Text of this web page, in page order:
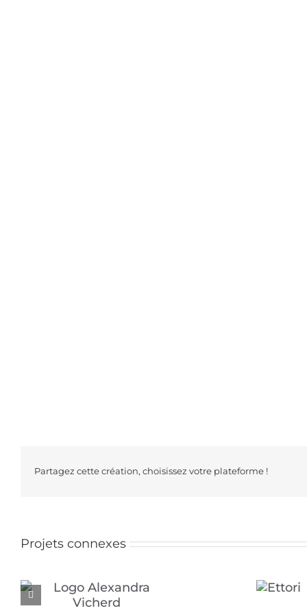
Partagez cette création, choisissez votre plateforme !
Projets connexes